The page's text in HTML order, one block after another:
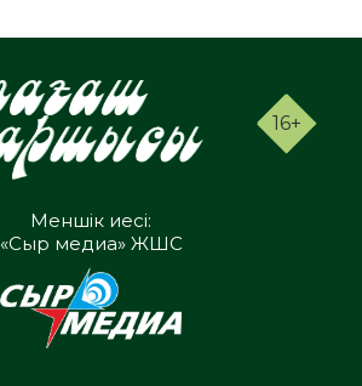
16+
Меншік иесі:
«Сыр медиа» ЖШС